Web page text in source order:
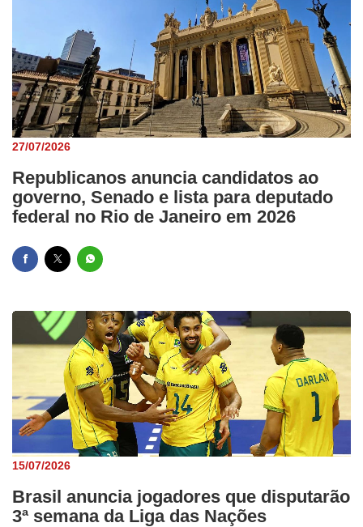
27/07/2026
Republicanos anuncia candidatos ao
governo, Senado e lista para deputado
federal no Rio de Janeiro em 2026
15/07/2026
Brasil anuncia jogadores que disputarão
3ª semana da Liga das Nações